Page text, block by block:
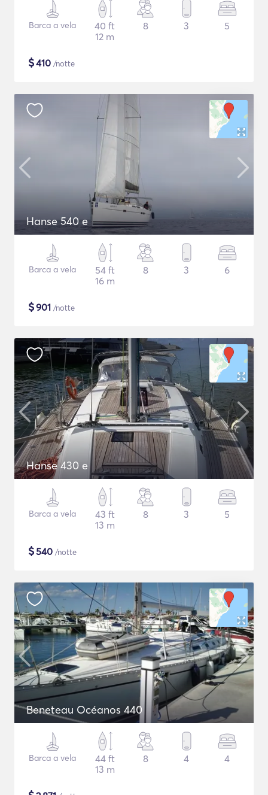
Barca a vela
40 ft
12 m
8 3 5
$410 /notte
Hanse 540 e
Barca a vela
54 ft
16 m
8 3 6
$901 /notte
Hanse 430 e
Barca a vela
43 ft
13 m
8 3 5
$540 /notte
Beneteau Océanos 440
Barca a vela
44 ft
13 m
8 4 4